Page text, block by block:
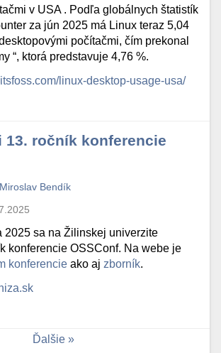
v USA . Podľa globálnych štatistík
za jún 2025 má Linux teraz 5,04
počítačmi, čím prekonal
“, ktorá predstavuje 4,76 %.
linux-desktop-usage-usa/
13. ročník konferencie
Miroslav Bendík
2025 sa na Žilinskej univerzite
konferencie OSSConf. Na webe je
konferencie ako aj zborník.
Ďalšie